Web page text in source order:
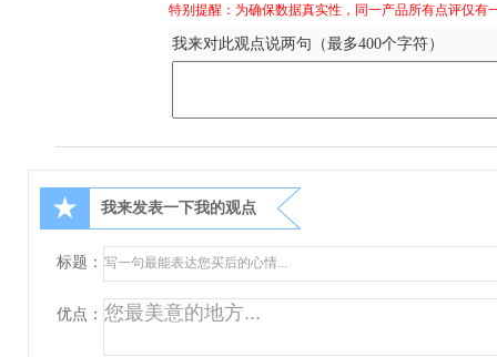
特别提醒：为确保数据真实性，同一产品所有点评仅有
我来对此观点说两句（最多400个字符）
★ 我来发表一下我的观点
标题：
优点：